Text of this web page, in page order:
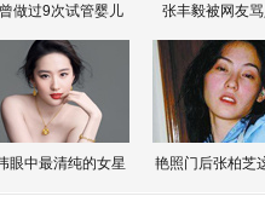
做过9次试管婴儿 张丰毅被网友
眼中最清纯的女星 艳照门后张柏芝